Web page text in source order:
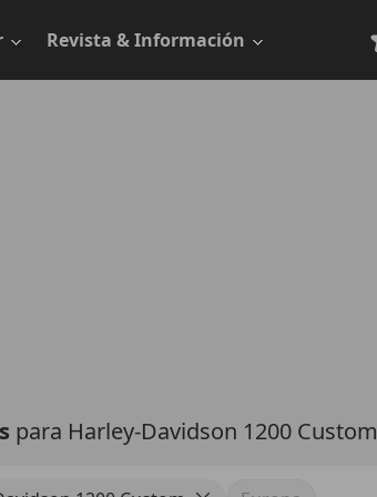
Revista & Información
para Harley-Davidson 1200 Custom